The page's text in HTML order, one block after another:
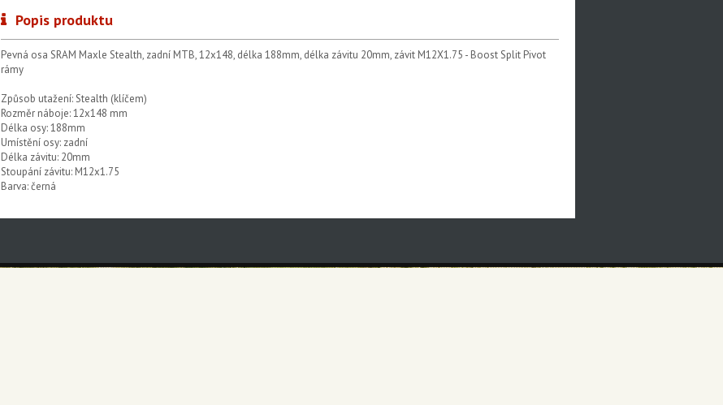
Popis produktu
Pevná osa SRAM Maxle Stealth, zadní MTB, 12x148, délka 188mm, délka závitu 20mm, závit M12X1.75 - Boost Split Pivot
rámy
Způsob utažení: Stealth (klíčem)
Rozměr náboje: 12x148 mm
Délka osy: 188mm
Umístění osy: zadní
Délka závitu: 20mm
Stoupání závitu: M12x1.75
Barva: černá